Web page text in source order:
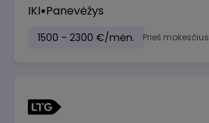
IKI Panevėžys
1500 - 2300 €/mėn. Prieš mokesčius